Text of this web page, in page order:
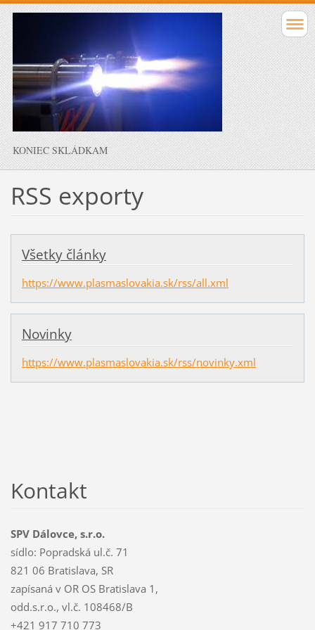
KONIEC SKLÁDKAM
RSS exporty
Všetky články
https://www.plasmaslovakia.sk/rss/all.xml
Novinky
https://www.plasmaslovakia.sk/rss/novinky.xml
Kontakt
SPV Dálovce, s.r.o.
sídlo: Popradská ul.č. 71
821 06 Bratislava, SR
zapísaná v OR OS Bratislava 1,
odd.s.r.o., vl.č. 108468/B
+421 917 710 773